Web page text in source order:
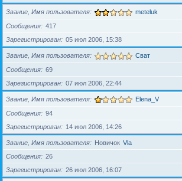
Звание, Имя пользователя meteluk
Сообщения
417
Зарегистрирован
05 июл 2006, 15:38
Звание, Имя пользователя Сват
Сообщения
69
Зарегистрирован
07 июл 2006, 22:44
Звание, Имя пользователя Elena_V
Сообщения
94
Зарегистрирован
14 июл 2006, 14:26
Звание, Имя пользователя Новичок Vla
Сообщения
26
Зарегистрирован
26 июл 2006, 16:07